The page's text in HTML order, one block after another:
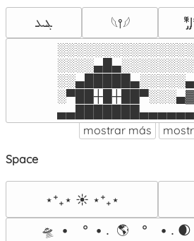
ܔܥ 𓆩⫯𓆪
mostrar más
Space
⋆⁺₊⋆ ☀︎ ⋆⁺₊⋆
🛸  •    °  • .  🌎　°　• .